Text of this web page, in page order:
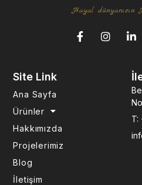
Hayal dünyanızın
F
a
I
L
e
d
i
n
-
i
n
Site Link
Ana Sayfa
Ürünler
Hakkımızda
Projelerimiz
Blog
İletişim
T: